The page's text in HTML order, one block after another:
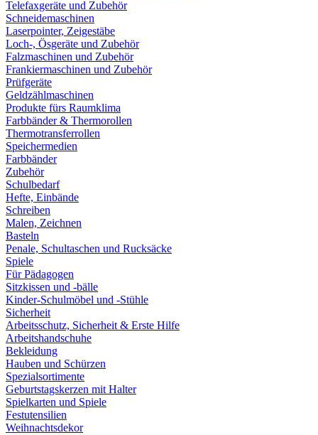
Telefaxgeräte und Zubehör
Schneidemaschinen
Laserpointer, Zeigestäbe
Loch-, Ösgeräte und Zubehör
Falzmaschinen und Zubehör
Frankiermaschinen und Zubehör
Prüfgeräte
Geldzählmaschinen
Produkte fürs Raumklima
Farbbänder & Thermorollen
Thermotransferrollen
Speichermedien
Farbbänder
Zubehör
Schulbedarf
Hefte, Einbände
Schreiben
Malen, Zeichnen
Basteln
Penale, Schultaschen und Rucksäcke
Spiele
Für Pädagogen
Sitzkissen und -bälle
Kinder-Schulmöbel und -Stühle
Sicherheit
Arbeitsschutz, Sicherheit & Erste Hilfe
Arbeitshandschuhe
Bekleidung
Hauben und Schürzen
Spezialsortimente
Geburtstagskerzen mit Halter
Spielkarten und Spiele
Festutensilien
Weihnachtsdekor